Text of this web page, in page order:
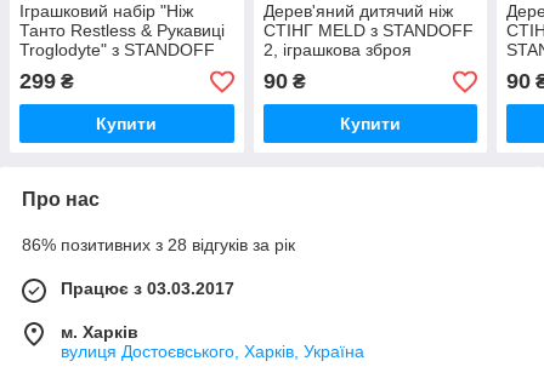
Іграшковий набір "Ніж
Танто Restless & Рукавиці
Troglodyte" з STANDOFF
2, іграшкова зброя
299 ₴
Купити
Дерев'яний дитячий ніж
СТІНГ MELD з STANDOFF
2, іграшкова зброя
90₴
Купити
90
Про нас
86% позитивних з 28 відгуків за рік
Працює з 03.03.2017
м. Харків
вулиця Достоєвського, Харків, Україна